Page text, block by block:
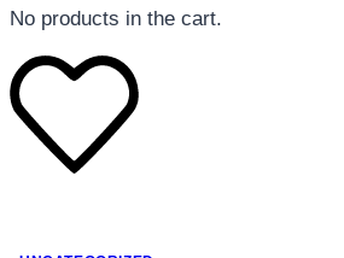
No products in the cart.